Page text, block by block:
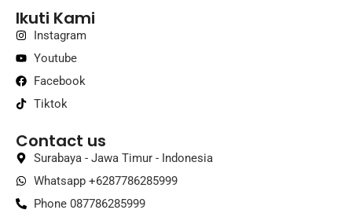
Ikuti Kami
Instagram
Youtube
Facebook
Tiktok
Contact us
Surabaya - Jawa Timur - Indonesia
Whatsapp +6287786285999
Phone 087786285999